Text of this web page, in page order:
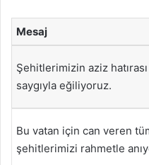
Mesaj
Şehitlerimizin aziz
saygıyla eğiliyoruz.
Bu vatan için can veren
şehitlerimizi rahmetle